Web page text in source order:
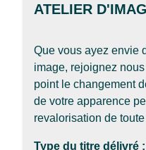
ATELIER
Que vous ayez envie
image, rejoignez
point le changement
de votre apparence
revalorisation de
Type du titre délivré :